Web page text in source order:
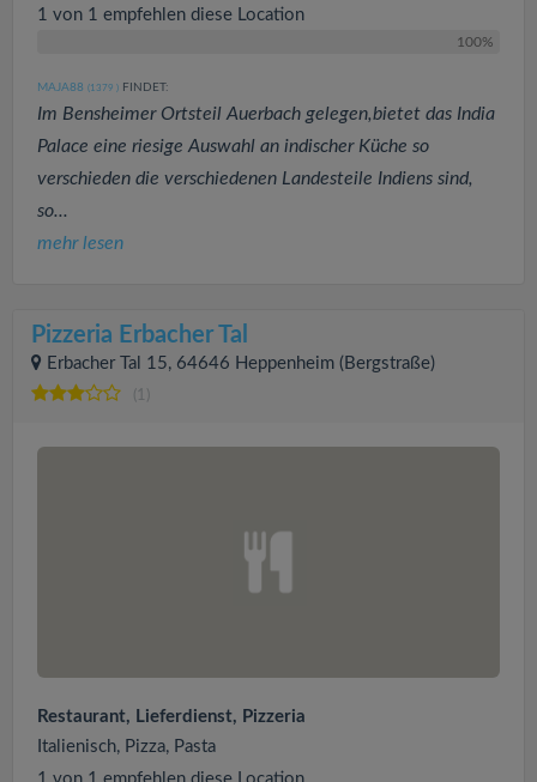
1 von 1 empfehlen diese Location
100%
MAJA88 (1379 ) FINDET:
Im Bensheimer Ortsteil Auerbach gelegen,bietet das India
Palace eine riesige Auswahl an indischer Küche so
verschieden die verschiedenen Landesteile Indiens sind,
so...
mehr lesen
Pizzeria Erbacher Tal
Erbacher Tal 15, 64646 Heppenheim (Bergstraße)
Restaurant, Lieferdienst, Pizzeria
Italienisch, Pizza, Pasta